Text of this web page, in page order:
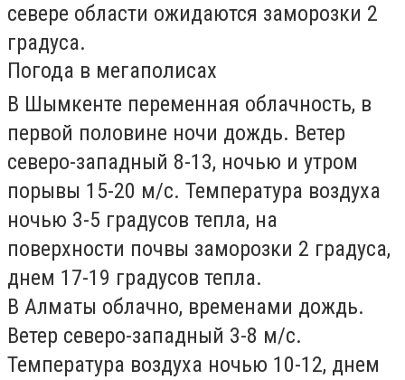
севере области ожидаются заморозки 2
градуса.
Погода в мегаполисах
В Шымкенте переменная облачность, в
первой половине ночи дождь. Ветер
северо-западный 8-13, ночью и утром
порывы 15-20 м/с. Температура воздуха
ночью 3-5 градусов тепла, на
поверхности почвы заморозки 2 градуса,
днем 17-19 градусов тепла.
В Алматы облачно, временами дождь.
Ветер северо-западный 3-8 м/с.
Температура воздуха ночью 10-12, днем